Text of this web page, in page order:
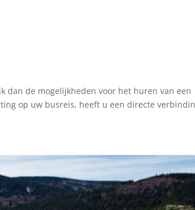
dan de mogelijkheden voor het huren van een
op uw busreis, heeft u een directe